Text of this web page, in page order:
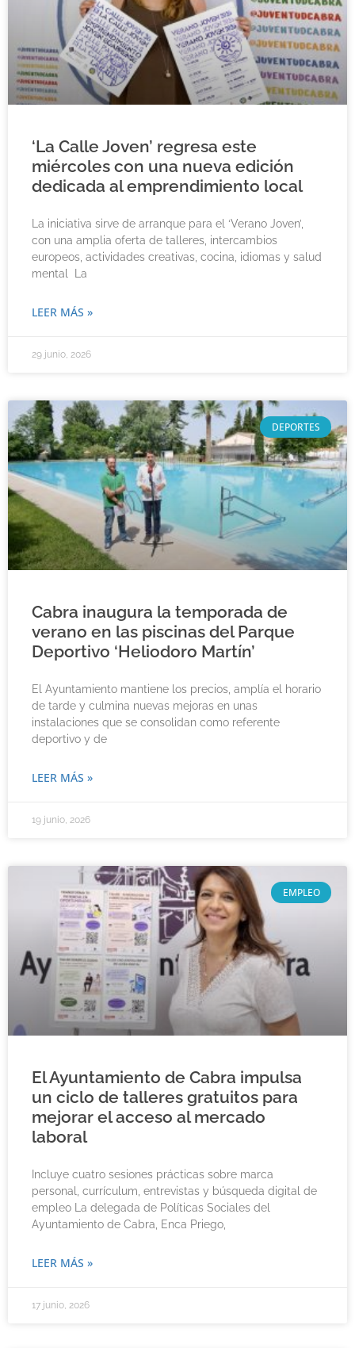
‘La Calle Joven’ regresa este
miércoles con una nueva edición
dedicada al emprendimiento local
La iniciativa sirve de arranque para el ‘Verano Joven’,
con una amplia oferta de talleres, intercambios
europeos, actividades creativas, cocina, idiomas y salud
mental La
LEER MÁS »
29 junio, 2026
DEPORTES
Cabra inaugura la temporada de
verano en las piscinas del Parque
Deportivo ‘Heliodoro Martín’
El Ayuntamiento mantiene los precios, amplía el horario
de tarde y culmina nuevas mejoras en unas
instalaciones que se consolidan como referente
deportivo y de
LEER MÁS »
19 junio, 2026
EMPLEO
El Ayuntamiento de Cabra impulsa
un ciclo de talleres gratuitos para
mejorar el acceso al mercado
laboral
Incluye cuatro sesiones prácticas sobre marca
personal, currículum, entrevistas y búsqueda digital de
empleo La delegada de Políticas Sociales del
Ayuntamiento de Cabra, Enca Priego,
LEER MÁS »
17 junio, 2026